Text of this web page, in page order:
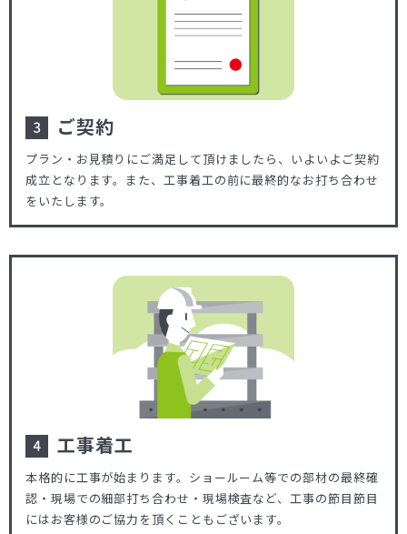
ご契約
プラン・お見積りにご満足して頂けましたら、いよいよご契約
成立となります。また、工事着工の前に最終的なお打ち合わせ
をいたします。
工事着工
本格的に工事が始まります。ショールーム等での部材の最終確
認・現場での細部打ち合わせ・現場検査など、工事の節目節目
にはお客様のご協力を頂くこともございます。